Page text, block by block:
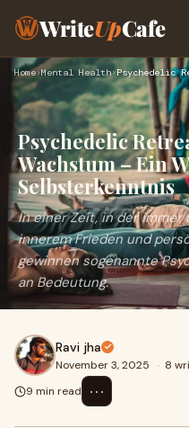
WriteUpCafe
Home›Mental Health›
Psychedelic
Wachstum – Ein
Selbsterkenntnis
In einer Zeit, in der immer
innerem Frieden und
gewinnen sogenannte
an Bedeutung.
Ravi jha
November 3, 2025 · 8
9 min read
⋯